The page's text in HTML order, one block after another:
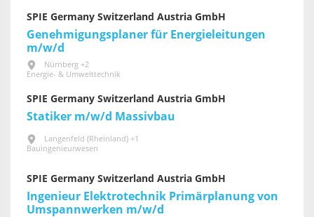
SPIE Germany Switzerland Austria GmbH
Genehmigungsplaner für Energieleitungen
m/w/d
Nürnberg +2
Energie- & Umwelttechnik
SPIE Germany Switzerland Austria GmbH
Statiker m/w/d Massivbau
Langenfeld (Rheinland) +1
Bauingenieurwesen
SPIE Germany Switzerland Austria GmbH
Ingenieur Elektrotechnik Primärplanung von
Umspannwerken m/w/d